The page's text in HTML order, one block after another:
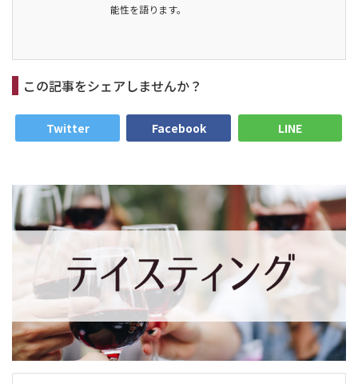
能性を語ります。
この記事をシェアしませんか？
Twitter Facebook LINE